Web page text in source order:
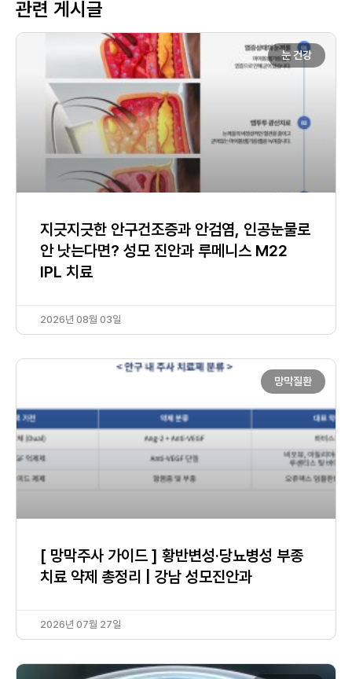
관련 게시글
눈 건강
지긋지긋한 안구건조증과 안검염, 인공눈물로
안 낫는다면? 성모 진안과 루메니스 M22
IPL 치료
2026년 08월 03일
망막질환
[ 망막주사 가이드 ] 황반변성·당뇨병성 부종
치료 약제 총정리 | 강남 성모진안과
2026년 07월 27일